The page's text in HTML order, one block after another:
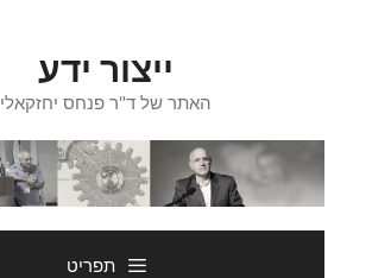
ייצור ידע
האתר של ד"ר פנחס יחזקאלי
תפריט